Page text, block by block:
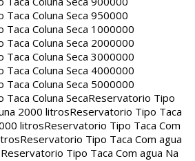
Coluna Seca 950000
Coluna Seca 1000000
Coluna Seca 2000000
Coluna Seca 3000000
Coluna Seca 4000000
Coluna Seca 5000000
Coluna SecaReservatorio Tipo
2000 litrosReservatorio Tipo Taca
litrosReservatorio Tipo Taca Com
Reservatorio Tipo Taca Com agua
Reservatorio Tipo Taca Com agua Na